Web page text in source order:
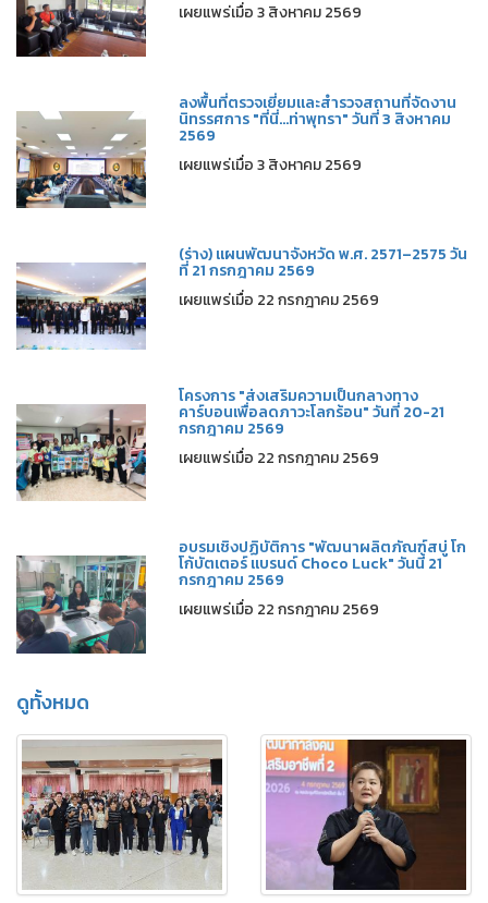
เผยแพร่เมื่อ 3 สิงหาคม 2569
ลงพื้นที่ตรวจเยี่ยมและสำรวจสถานที่จัดงาน
นิทรรศการ "ที่นี่...ท่าพุทรา" วันที่ 3 สิงหาคม
2569
เผยแพร่เมื่อ 3 สิงหาคม 2569
(ร่าง) แผนพัฒนาจังหวัด พ.ศ. 2571–2575 วัน
ที่ 21 กรกฎาคม 2569
เผยแพร่เมื่อ 22 กรกฎาคม 2569
โครงการ "ส่งเสริมความเป็นกลางทาง
คาร์บอนเพื่อลดภาวะโลกร้อน" วันที่ 20-21
กรกฎาคม 2569
เผยแพร่เมื่อ 22 กรกฎาคม 2569
อบรมเชิงปฏิบัติการ "พัฒนาผลิตภัณฑ์สบู่ โก
โก้บัตเตอร์ แบรนด์ Choco Luck" วันนี้ 21
กรกฎาคม 2569
เผยแพร่เมื่อ 22 กรกฎาคม 2569
ดูทั้งหมด